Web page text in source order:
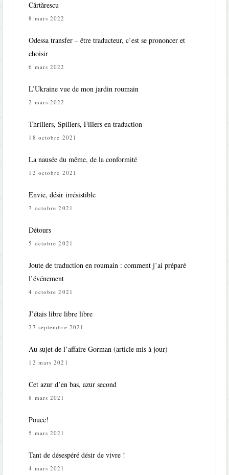
Cărtărescu
8 mars 2022
Odessa transfer – être traducteur, c’est se prononcer et
choisir
6 mars 2022
L’Ukraine vue de mon jardin roumain
2 mars 2022
Thrillers, Spillers, Fillers en traduction
18 octobre 2021
La nausée du même, de la conformité
12 octobre 2021
Envie, désir irrésistible
7 octobre 2021
Détours
5 octobre 2021
Joute de traduction en roumain : comment j’ai préparé
l’événement
4 octobre 2021
J’étais libre libre libre
27 septembre 2021
Au sujet de l’affaire Gorman (article mis à jour)
12 mars 2021
Cet azur d’en bas, azur second
8 mars 2021
Pouce!
5 mars 2021
Tant de désespéré désir de vivre !
4 mars 2021